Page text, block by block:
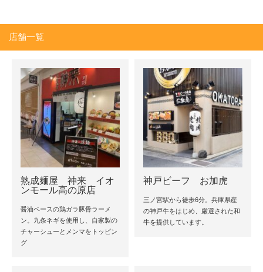
店舗一覧
熟成麺屋 神来 イオ
ンモール高の原店
醤油ベースの鶏ガラ豚骨ラーメ
ン。九条ネギを使用し、自家製の
チャーシューとメンマをトッピン
グ
神戸ビーフ お加虎
三ノ宮駅から徒歩6分。兵庫県産
の神戸牛をはじめ、厳選された和
牛を提供しています。